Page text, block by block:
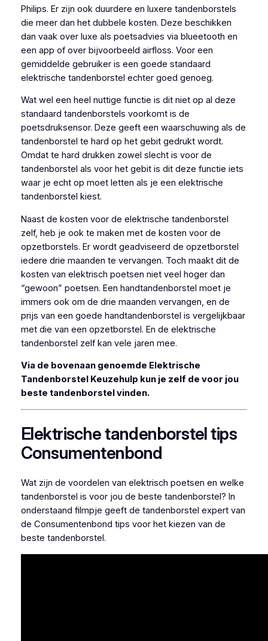
Philips. Er zijn ook duurdere en luxere tandenborstels
die meer dan het dubbele kosten. Deze beschikken
dan vaak over luxe als poetsadvies via blueetooth en
een app of over bijvoorbeeld airfloss. Voor een
gemiddelde gebruiker is een goede standaard
elektrische tandenborstel echter goed genoeg.
Wat wel een heel nuttige functie is dit niet op al deze
standaard tandenborstels voorkomt is de
poetsdruksensor. Deze geeft een waarschuwing als de
tandenborstel te hard op het gebit gedrukt wordt.
Omdat te hard drukken zowel slecht is voor de
tandenborstel als voor het gebit is dit deze functie iets
waar je echt op moet letten als je een elektrische
tandenborstel kiest.
Naast de kosten voor de elektrische tandenborstel
zelf, heb je ook te maken met de kosten voor de
opzetborstels. Er wordt geadviseerd de opzetborstel
iedere drie maanden te vervangen. Toch maakt dit de
kosten van elektrisch poetsen niet veel hoger dan
“gewoon” poetsen. Een handtandenborstel moet je
immers ook om de drie maanden vervangen, en de
prijs van een goede handtandenborstel is vergelijkbaar
met die van een opzetborstel. En de elektrische
tandenborstel zelf kan vele jaren mee.
Via de bovenaan genoemde Elektrische
Tandenborstel Keuzehulp kun je zelf de voor jou
beste tandenborstel vinden.
Elektrische tandenborstel tips
Consumentenbond
Wat zijn de voordelen van elektrisch poetsen en welke
tandenborstel is voor jou de beste tandenborstel? In
onderstaand filmpje geeft de tandenborstel expert van
de Consumentenbond tips voor het kiezen van de
beste tandenborstel.